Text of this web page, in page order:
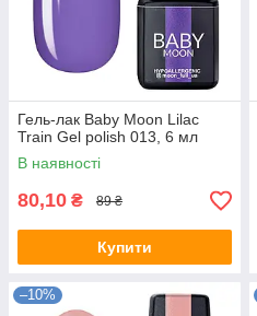
Гель-лак Baby Moon Lilac
Train Gel polish 013, 6 мл
В наявності
80,10 ₴ 89 ₴
Купити
–10%